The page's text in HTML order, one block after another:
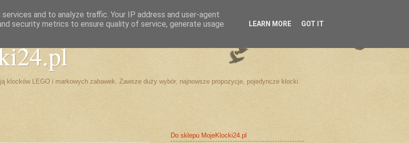
LEGO
klocków LEGO i markowych zabawek. Zawsze duży wybór, najnowsze propozycje, pojedyncze klocki.
Do sklepu MojeKlocki24.pl
and to analyze traffic. Your IP address and user-agent
security metrics to ensure quality of service, generate usage
LEARN MORE GOT IT